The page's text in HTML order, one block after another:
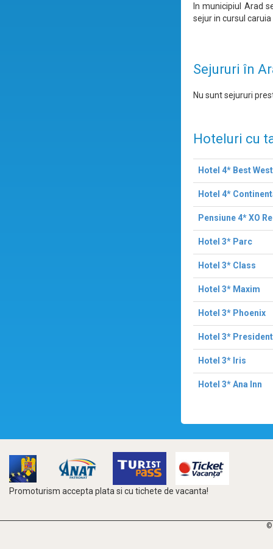
In municipiul Arad
sejur in cursul
Sejururi în
Nu sunt sejururi
Hoteluri cu
Hotel 4* Best
Hotel 4*
Pensiune 4* XO
Hotel 3* Parc
Hotel 3* Class
Hotel 3* Maxim
Hotel 3* Phoenix
Hotel 3* President
Hotel 3* Iris
Hotel 3* Ana Inn
Promoturism accepta plata si cu tichete de vacanta!
©